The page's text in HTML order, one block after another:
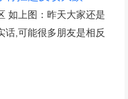
如上图：昨天大家还是
话,可能很多朋友是相反